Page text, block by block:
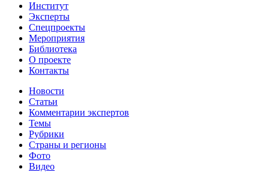
Институт
Эксперты
Спецпроекты
Мероприятия
Библиотека
О проекте
Контакты
Новости
Статьи
Комментарии экспертов
Темы
Рубрики
Страны и регионы
Фото
Видео